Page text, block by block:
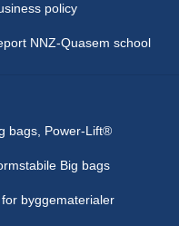
policy
NNZ-Quasem school
bags, Power-Lift®
Big bags
byggematerialer